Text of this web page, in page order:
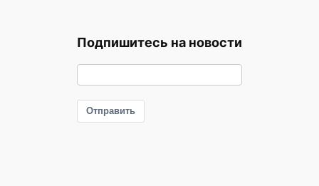
Подпишитесь на новости
Отправить